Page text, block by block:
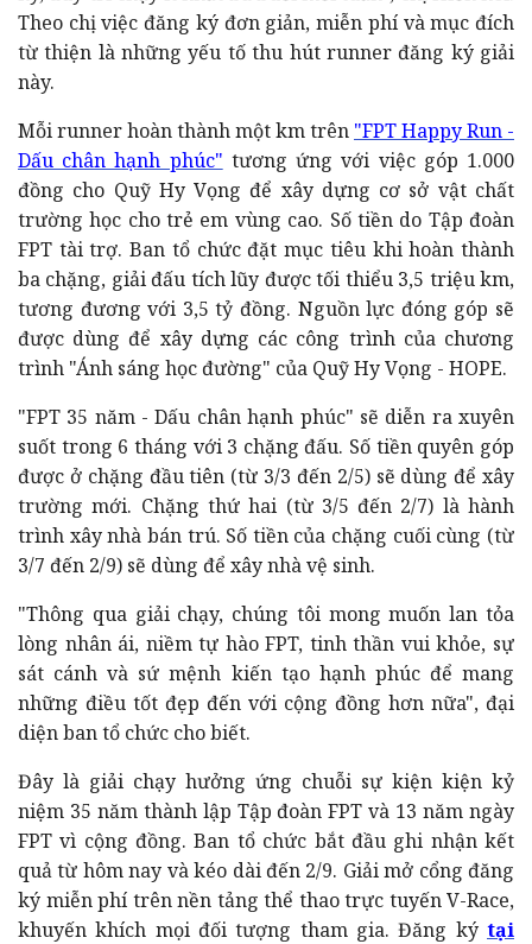
Theo chị việc đăng ký đơn giản, miễn phí và mục đích
từ thiện là những yếu tố thu hút runner đăng ký giải
này.
Mỗi runner hoàn thành một km trên "FPT Happy Run -
Dấu chân hạnh phúc" tương ứng với việc góp 1.000
đồng cho Quỹ Hy Vọng để xây dựng cơ sở vật chất
trường học cho trẻ em vùng cao. Số tiền do Tập đoàn
FPT tài trợ. Ban tổ chức đặt mục tiêu khi hoàn thành
ba chặng, giải đấu tích lũy được tối thiểu 3,5 triệu km,
tương đương với 3,5 tỷ đồng. Nguồn lực đóng góp sẽ
được dùng để xây dựng các công trình của chương
trình "Ánh sáng học đường" của Quỹ Hy Vọng - HOPE.
"FPT 35 năm - Dấu chân hạnh phúc" sẽ diễn ra xuyên
suốt trong 6 tháng với 3 chặng đấu. Số tiền quyên góp
được ở chặng đầu tiên (từ 3/3 đến 2/5) sẽ dùng để xây
trường mới. Chặng thứ hai (từ 3/5 đến 2/7) là hành
trình xây nhà bán trú. Số tiền của chặng cuối cùng (từ
3/7 đến 2/9) sẽ dùng để xây nhà vệ sinh.
"Thông qua giải chạy, chúng tôi mong muốn lan tỏa
lòng nhân ái, niềm tự hào FPT, tinh thần vui khỏe, sự
sát cánh và sứ mệnh kiến tạo hạnh phúc để mang
những điều tốt đẹp đến với cộng đồng hơn nữa", đại
diện ban tổ chức cho biết.
Đây là giải chạy hưởng ứng chuỗi sự kiện kiện kỷ
niệm 35 năm thành lập Tập đoàn FPT và 13 năm ngày
FPT vì cộng đồng. Ban tổ chức bắt đầu ghi nhận kết
quả từ hôm nay và kéo dài đến 2/9. Giải mở cổng đăng
ký miễn phí trên nền tảng thể thao trực tuyến V-Race,
khuyến khích mọi đối tượng tham gia. Đăng ký tại